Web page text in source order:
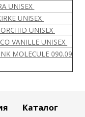
UNISEX
UNISEX
UNISEX
VANILLE UNISEX
MOLECULE 090.09
Каталог